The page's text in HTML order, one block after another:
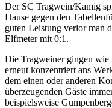
Der SC Tragwein/Kamig
Hause gegen den
guten Leistung verlor man
Elfmeter mit 0:1.
Die Tragweiner gingen wie
erneut konzentriert ans
dem einen oder anderen
überzeugenden Gäste
beispielsweise